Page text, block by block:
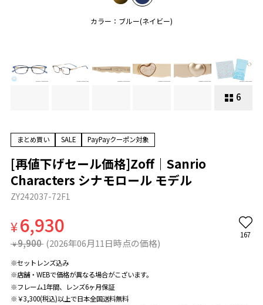
カラー：ブルー(ネイビー)
6
まとめ買い SALE PayPayクーポン対象
[再値下げセール価格]Zoff｜Sanrio
Characters シナモロール モデル
ZY242037-72F1
¥6,930
¥ 9,900 (2026年06月11日時点の価格)
167
※セットレンズ込み
※店舗・WEBで価格が異なる場合がこざいます。
※フレーム1年間、レンズ6ヶ月保証
※￥3,300(税込)以上で日本全国送料無料